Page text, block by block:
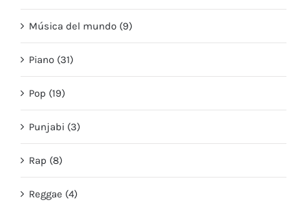
Música del mundo (9)
Piano (31)
Pop (19)
Punjabi (3)
Rap (8)
Reggae (4)